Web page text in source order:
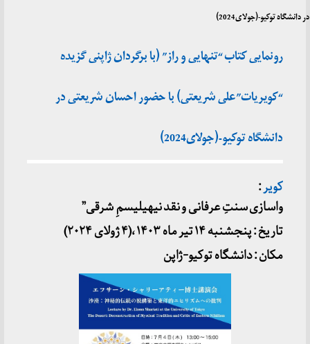
در دانشگاه توکیو-(جولای2024)
رونمایی کتاب “تنهایی و راز” (با برگردان ژاپنی گزیده
“کویریات”علی شریعتی) با حضور احسان شریعتی در
دانشگاه توکیو-(جولای2024)
کویر:
واسازی سنتِ عرفانی و نقد نیهیلیسمِ شرقی”
تاریخ : پنجشنبه ۱۴ تیر ماه ۱۴۰۳ ،(۴ ژولای ۲۰۲۴)
مکان : دانشگاه توکیو-ژاپن